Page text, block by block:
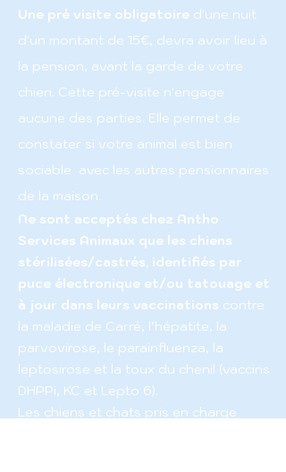
Une pré visite obligatoire d'une nuit
d'un montant de 15€, devra avoir lieu à
la pension, avant la garde de votre
chien. Cette pré-visite n'engage
aucune des parties. Elle permet de
constater si votre animal est bien
sociable avec les autres pensionnaires
de la maison.
Ne sont acceptés chez Antho
Services Animaux que les chiens
stérilisées/castrés, identifiés par
puce électronique et/ou tatouage et
à jour dans leurs vaccinations contre
la maladie de Carré, l’hépatite, la
parvovirose, le parainfluenza, la
leptosirose et la toux du chenil (vaccins
DHPPi, KC et Lepto 6).
Les chiens et chats pris en charge